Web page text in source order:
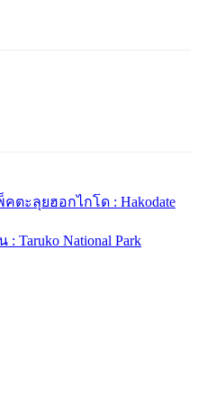
ตะลุยฮอกไกโด : Hakodate
Taruko National Park